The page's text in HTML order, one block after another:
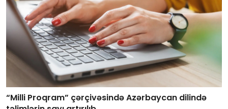
“Milli Proqram” çərçivəsində Azərbaycan dilində